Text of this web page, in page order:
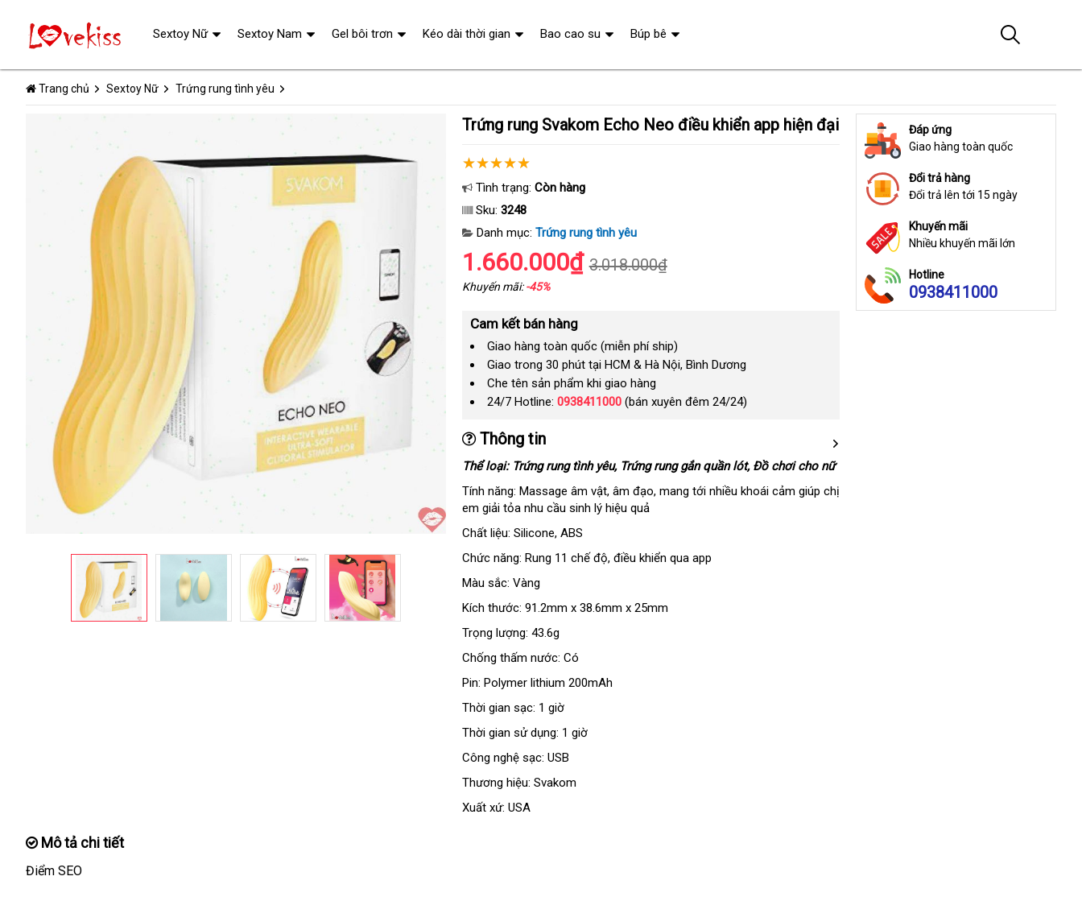
Trang chủ Sextoy Nữ Trứng rung tình yêu
Trứng rung Svakom Echo Neo điều khiển app hiện đại
Tình trạng: Còn hàng
Sku: 3248
Danh mục: Trứng rung tình yêu
1.660.000₫ 3.018.000₫
Khuyến mãi:-45%
Cam kết bán hàng
Giao hàng toàn quốc (miễn phí ship)
Giao trong 30 phút tại HCM & Hà Nội, Bình Dương
Che tên sản phẩm khi giao hàng
24/7 Hotline: 0938411000(bán xuyên đêm 24/24)
Thông tin
Thể loại: Trứng rung tình yêutận
nơi
, Trứng rung gắn quần lótamazon
, Đồ chơi cho nữ
Tính năng: Massage âm vậtto
, âm đạonhận
, mang tới nhiều khoái cảm giúp chị
em giải tỏa nhu cầu sinh lý hiệu quả
Chất liệu: Siliconeđăng
ký
, ABS
Chức năng: Rung 11 chế độĐài
, điều khiển qua app
Màu sắc: Vàng
Kích thước: 91.2mm x 38.6mm x 25mm
Trọng lượng: 43.6g
Chống thấm nước: Có
Pin: Polymer lithium 200mAh
Thời gian sạc: 1 giờ
Thời gian sử dụng: 1 giờ
Công nghệ sạc: USB
Thương hiệu: Svakom
Xuất xứ: USA
Đáp ứng
Giao hàng toàn quốc
Đổi trả hàng
Đổi trả lên tới 15 ngày
Khuyến mãi
Nhiều khuyến mãi lớn
Hotline
0938411000
Mô tả chi tiết
Điểm SEO
Sextoy Nữ Sextoy Nam Gel bôi trơn Kéo dài thời gian Bao cao su Búp bê